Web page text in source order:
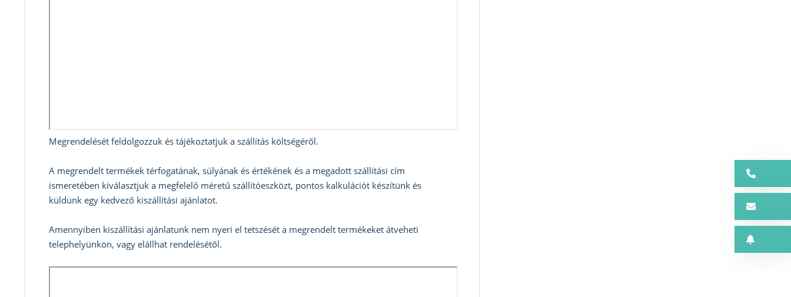
Megrendelését feldolgozzuk és tájékoztatjuk a szállítás költségéről.
A megrendelt termékek térfogatának, súlyának és értékének és a megadott szállítási cím
ismeretében kiválasztjuk a megfelelő méretű szállítóeszközt, pontos kalkulációt készítünk és
küldünk egy kedvező kiszállítási ajánlatot.
Amennyiben kiszállítási ajánlatunk nem nyeri el tetszését a megrendelt termékeket átveheti
telephelyünkön, vagy elállhat rendelésétől.